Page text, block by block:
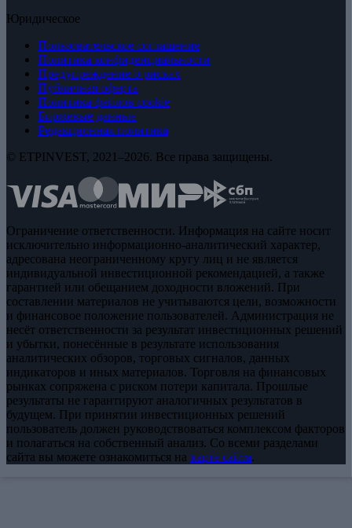
Юридическое
Пользовательское соглашение
Политика конфиденциальности
Предупреждение о рисках
Публичная оферта
Политика файлов cookie
Биржевые данные
Редакционная политика
© ETPINVEST, 2021–2026. Все права защищены.
Ограничение ответственности. Информация на сайте носит
исключительно информационно-аналитический характер,
адресована неограниченному кругу лиц и не является
индивидуальной инвестиционной рекомендацией, а также
гарантией или обещанием доходности вложений. При
составлении материалов не учитываются цели, возможности
и финансовое положение пользователей. Администрация не
несёт ответственности за результат инвестиционных решений
и убытки, понесённые в результате использования
аналитических обзоров, торговых сигналов, данных
индикаторов и иных материалов. Торговля на финансовых
рынках сопряжена с риском потери капитала. Прошлые
результаты не гарантируют аналогичных результатов в
будущем. При принятии инвестиционных решений
пользователь должен руководствоваться комплексом факторов
и полагаться на собственный анализ. Со всеми разделами
сайта вы можете ознакомиться на карте сайта.